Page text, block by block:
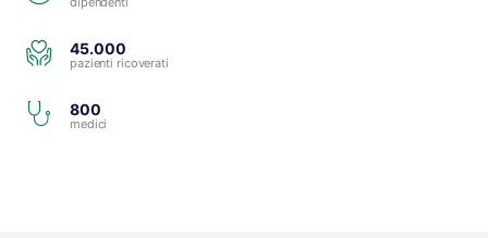
45.000
pazienti ricoverati
800
medici